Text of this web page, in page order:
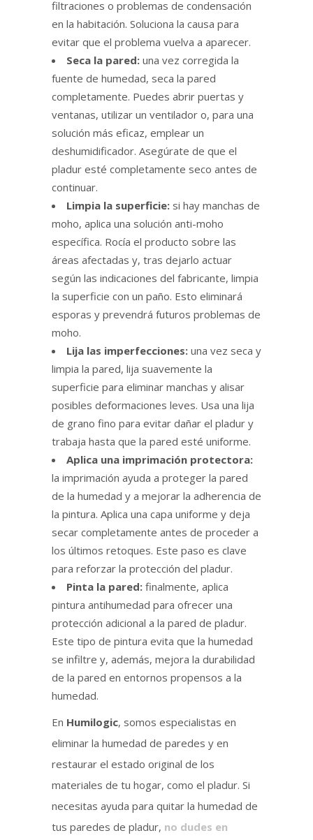
filtraciones o problemas de condensación
en la habitación. Soluciona la causa para
evitar que el problema vuelva a aparecer.
Seca la pared: una vez corregida la
fuente de humedad, seca la pared
completamente. Puedes abrir puertas y
ventanas, utilizar un ventilador o, para una
solución más eficaz, emplear un
deshumidificador. Asegúrate de que el
pladur esté completamente seco antes de
continuar.
Limpia la superficie: si hay manchas de
moho, aplica una solución anti-moho
específica. Rocía el producto sobre las
áreas afectadas y, tras dejarlo actuar
según las indicaciones del fabricante, limpia
la superficie con un paño. Esto eliminará
esporas y prevendrá futuros problemas de
moho.
Lija las imperfecciones: una vez seca y
limpia la pared, lija suavemente la
superficie para eliminar manchas y alisar
posibles deformaciones leves. Usa una lija
de grano fino para evitar dañar el pladur y
trabaja hasta que la pared esté uniforme.
Aplica una imprimación protectora:
la imprimación ayuda a proteger la pared
de la humedad y a mejorar la adherencia de
la pintura. Aplica una capa uniforme y deja
secar completamente antes de proceder a
los últimos retoques. Este paso es clave
para reforzar la protección del pladur.
Pinta la pared: finalmente, aplica
pintura antihumedad para ofrecer una
protección adicional a la pared de pladur.
Este tipo de pintura evita que la humedad
se infiltre y, además, mejora la durabilidad
de la pared en entornos propensos a la
humedad.
En Humilogic, somos especialistas en
eliminar la humedad de paredes y en
restaurar el estado original de los
materiales de tu hogar, como el pladur. Si
necesitas ayuda para quitar la humedad de
tus paredes de pladur, no dudes en